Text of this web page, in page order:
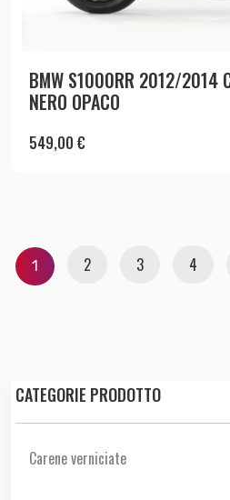
CATEGORIE PRODOTTO
Carene verniciate
BMW S1000RR 2012/2014
NERO OPACO
549,00 €
1 2 3 4